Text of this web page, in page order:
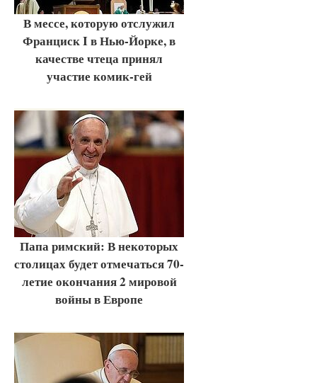
В мессе, которую отслужил
Франциск I в Нью-Йорке, в
качестве чтеца принял
участие комик-гей
Папа римский: В некоторых
столицах будет отмечаться 70-
летие окончания 2 мировой
войны в Европе